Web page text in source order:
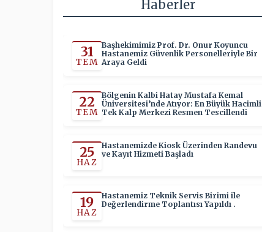
Haberler
31
TEM
Başhekimimiz Prof. Dr. Onur Koyuncu
Hastanemiz Güvenlik Personelleriyle Bir
Araya Geldi
22
TEM
Bölgenin Kalbi Hatay Mustafa Kemal
Üniversitesi’nde Atıyor: En Büyük Hacimli
Tek Kalp Merkezi Resmen Tescillendi
25
HAZ
Hastanemizde Kiosk Üzerinden Randevu
ve Kayıt Hizmeti Başladı
19
HAZ
Hastanemiz Teknik Servis Birimi ile
Değerlendirme Toplantısı Yapıldı .